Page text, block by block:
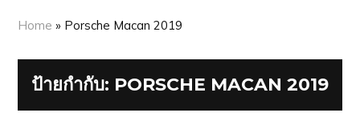
Home » Porsche Macan 2019
ป้ายกำกับ: PORSCHE MACAN 2019